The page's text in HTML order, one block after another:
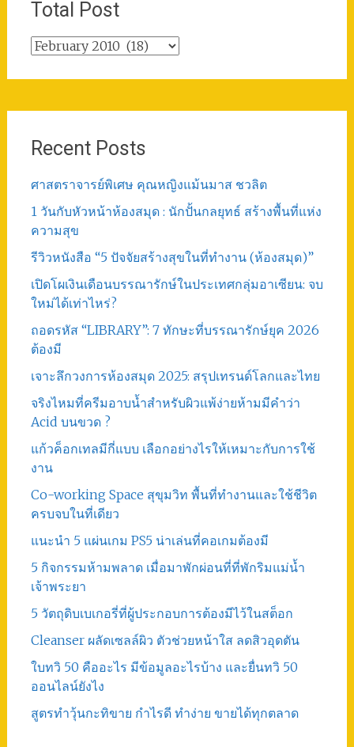
Total Post
Total
Recent Posts
ศาสตราจารย์พิเศษ คุณหญิงแม้นมาส ชวลิต
1 วันกับหัวหน้าห้องสมุด : นักปั้นกลยุทธ์ สร้างพื้นที่แห่ง
ความสุข
รีวิวหนังสือ “5 ปัจจัยสร้างสุขในที่ทำงาน (ห้องสมุด)”
เปิดโผเงินเดือนบรรณารักษ์ในประเทศกลุ่มอาเซียน: จบ
ใหม่ได้เท่าไหร่?
ถอดรหัส “LIBRARY”: 7 ทักษะที่บรรณารักษ์ยุค 2026
ต้องมี
เจาะลึกวงการห้องสมุด 2025: สรุปเทรนด์โลกและไทย
จริงไหมที่ครีมอาบน้ำสำหรับผิวแพ้ง่ายห้ามมีคำว่า
Acid บนขวด ?
แก้วค็อกเทลมีกี่แบบ เลือกอย่างไรให้เหมาะกับการใช้
งาน
Co-working Space สุขุมวิท พื้นที่ทำงานและใช้ชีวิต
ครบจบในที่เดียว
แนะนำ 5 แผ่นเกม PS5 น่าเล่นที่คอเกมต้องมี
5 กิจกรรมห้ามพลาด เมื่อมาพักผ่อนที่ที่พักริมแม่น้ำ
เจ้าพระยา
5 วัตถุดิบเบเกอรี่ที่ผู้ประกอบการต้องมีไว้ในสต็อก
Cleanser ผลัดเซลล์ผิว ตัวช่วยหน้าใส ลดสิวอุดตัน
ใบทวิ 50 คืออะไร มีข้อมูลอะไรบ้าง และยื่นทวิ 50
ออนไลน์ยังไง
สูตรทําวุ้นกะทิขาย กำไรดี ทำง่าย ขายได้ทุกตลาด